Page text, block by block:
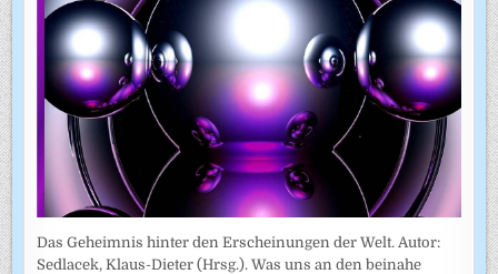
Das Geheimnis hinter den Erscheinungen der Welt. Autor:
Sedlacek, Klaus-Dieter (Hrsg.). Was uns an den beinahe